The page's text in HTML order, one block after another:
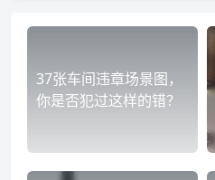
37张车间违章场景图，
你是否犯过这样的错？